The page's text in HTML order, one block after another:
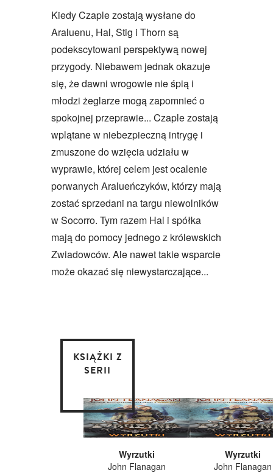
Kiedy Czaple zostają wysłane do
Araluenu, Hal, Stig i Thorn są
podekscytowani perspektywą nowej
przygody. Niebawem jednak okazuje
się, że dawni wrogowie nie śpią i
młodzi żeglarze mogą zapomnieć o
spokojnej przeprawie... Czaple zostają
wplątane w niebezpieczną intrygę i
zmuszone do wzięcia udziału w
wyprawie, której celem jest ocalenie
porwanych Aralueńczyków, którzy mają
zostać sprzedani na targu niewolników
w Socorro. Tym razem Hal i spółka
mają do pomocy jednego z królewskich
Zwiadowców. Ale nawet takie wsparcie
może okazać się niewystarczające...
KSIĄŻKI Z
SERII
Wyrzutki
John Flanagan
Wyrzutki
John Flanagan